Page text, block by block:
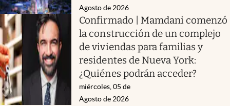
Agosto de 2026
Confirmado | Mamdani comenzó
la construcción de un complejo
de viviendas para familias y
residentes de Nueva York:
¿Quiénes podrán acceder?
miércoles, 05 de
Agosto de 2026